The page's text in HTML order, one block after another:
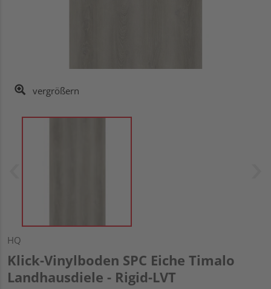
vergrößern
HQ
Klick-Vinylboden SPC Eiche Timalo
Landhausdiele - Rigid-LVT